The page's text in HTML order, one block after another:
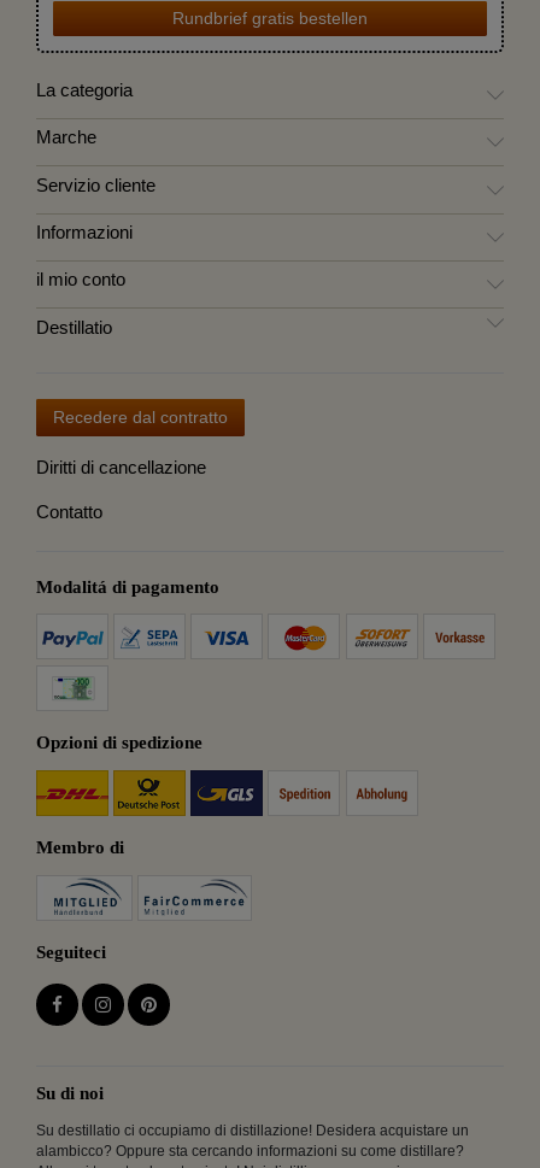
Rundbrief gratis bestellen
La categoria
Marche
Servizio cliente
Informazioni
il mio conto
Destillatio
Recedere dal contratto
Diritti di cancellazione
Contatto
Modalitá di pagamento
Opzioni di spedizione
Membro di
Seguiteci
Su di noi
Su destillatio ci occupiamo di distillazione! Desidera acquistare un
alambicco? Oppure sta cercando informazioni su come distillare?